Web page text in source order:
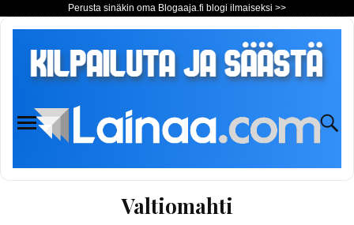
Perusta sinäkin oma Blogaaja.fi blogi ilmaiseksi >>
Valtiomahti